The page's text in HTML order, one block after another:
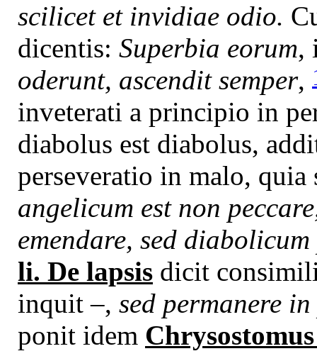
scilicet et invidiae odio.
dicentis: Superbia eorum,
oderunt, ascendit semper,
inveterati a principio in
diabolus est diabolus,
perseveratio in malo,
angelicum est non
emendare, sed
li. De lapsis dicit
inquit –, sed permanere
ponit idem